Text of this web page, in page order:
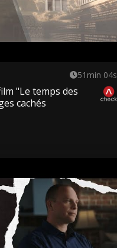
51min 04s
"Le temps des
cachés